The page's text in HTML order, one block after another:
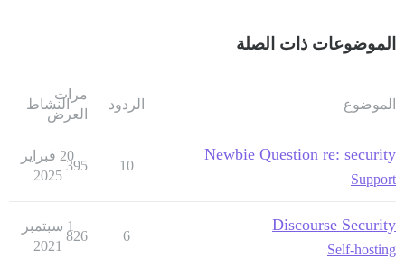
الموضوعات ذات الصلة
الموضوع الردود
مرات
العرض
النشاط
Newbie Question re: security
Support
10
395
20 فبراير
2025
Discourse Security
Self-hosting
6
826
1 سبتمبر
2021